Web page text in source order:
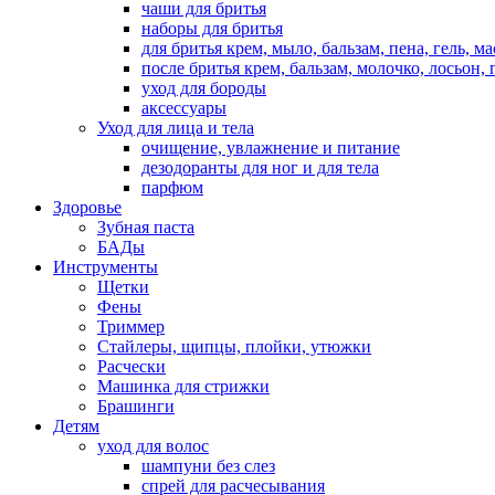
чаши для бритья
наборы для бритья
для бритья крем, мыло, бальзам, пена, гель,
после бритья крем, бальзам, молочко, лосьон,
уход для бороды
аксессуары
Уход для лица и тела
очищение, увлажнение и питание
дезодоранты для ног и для тела
парфюм
Здоровье
Зубная паста
БАДы
Инструменты
Щетки
Фены
Триммер
Стайлеры, щипцы, плойки, утюжки
Расчески
Машинка для стрижки
Брашинги
Детям
уход для волос
шампуни без слез
спрей для расчесывания